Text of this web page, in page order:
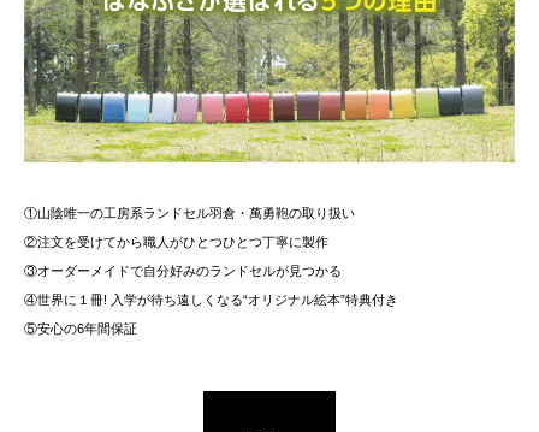
①山陰唯一の工房系ランドセル羽倉・萬勇鞄の取り扱い
②注文を受けてから職人がひとつひとつ丁寧に製作
③オーダーメイドで自分好みのランドセルが見つかる
④世界に１冊! 入学が待ち遠しくなる“オリジナル絵本”特典付き
⑤安心の6年間保証